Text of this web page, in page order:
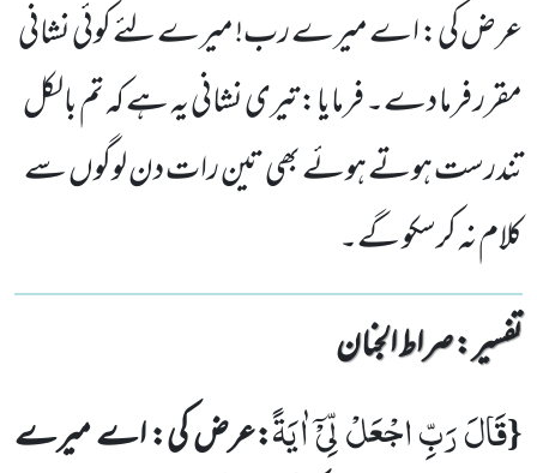
عرض کی: اے میرے رب! میرے لئے کوئی نشانی
مقرر فرما دے۔ فرمایا: تیری نشانی یہ ہے کہ تم بالکل
تندرست ہوتے ہوئے بھی تین رات دن لوگوں سے
کلام نہ کرسکو گے۔
تفسیر : ‎صراط الجنان
{قَالَ رَبِّ اجْعَلْ لِّیْۤ اٰیَةً:عرض کی: اے میرے